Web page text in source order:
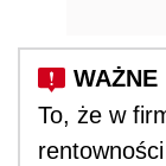
To, że w